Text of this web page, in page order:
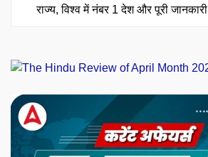
राज्य, विश्व में नंबर 1 देश और पूरी जानकारी